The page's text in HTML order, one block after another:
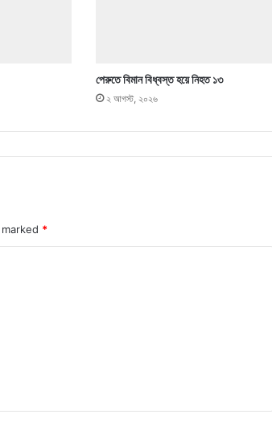
পেরুতে বিমান বিধ্বস্ত হয়ে নিহত ১৩
২ আগস্ট, ২০২৬
*